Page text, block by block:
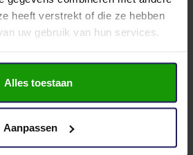
heeft verstrekt of die ze hebben
uw gebruik van hun services.
Alles toestaan
Aanpassen
object
Groothuizen
13643299
inplannen